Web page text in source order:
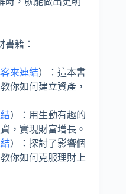
籍：
來連結）：這本書
你如何建立資產，
）：用生動有趣的
，實現財富增長。
）：探討了影響個
你如何克服理財上